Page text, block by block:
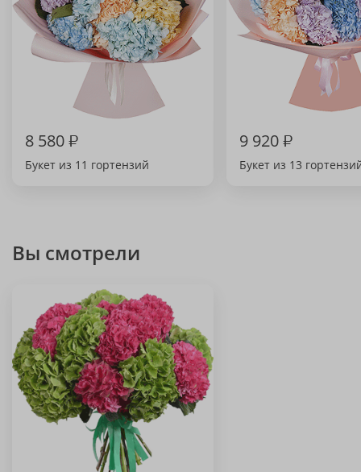
8 580₽
Букет из 11 гортензий
9 920₽
Букет из 13
Вы смотрели